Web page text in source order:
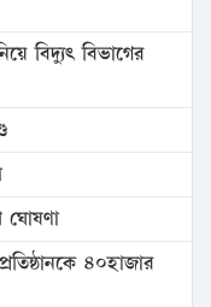
বিদ্যুৎ বিভাগের
৪০হাজার